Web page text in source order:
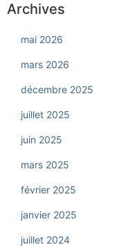
Archives
mai 2026
mars 2026
décembre 2025
juillet 2025
juin 2025
mars 2025
février 2025
janvier 2025
juillet 2024